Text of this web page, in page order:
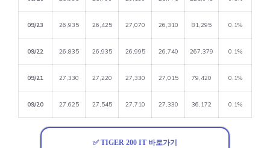
09/23 26,935 26,425 27,070 26,310 81,295 0.1%
09/22 26,835 26,935 26,995 26,740 267,379 0.1%
09/21 27,330 27,220 27,330 27,015 79,420 0.1%
09/20 27,625 27,545 27,710 27,330 36,172 0.1%
✅ TIGER 200 IT 바로가기